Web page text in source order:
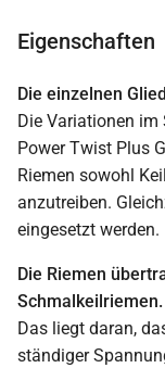
Eigenschaften
Die einzelnen
Die Variationen
Power Twist Plus
Riemen sowohl
anzutreiben.
eingesetzt werden.
Die Riemen
Schmalkeilriemen.
Das liegt daran,
ständiger